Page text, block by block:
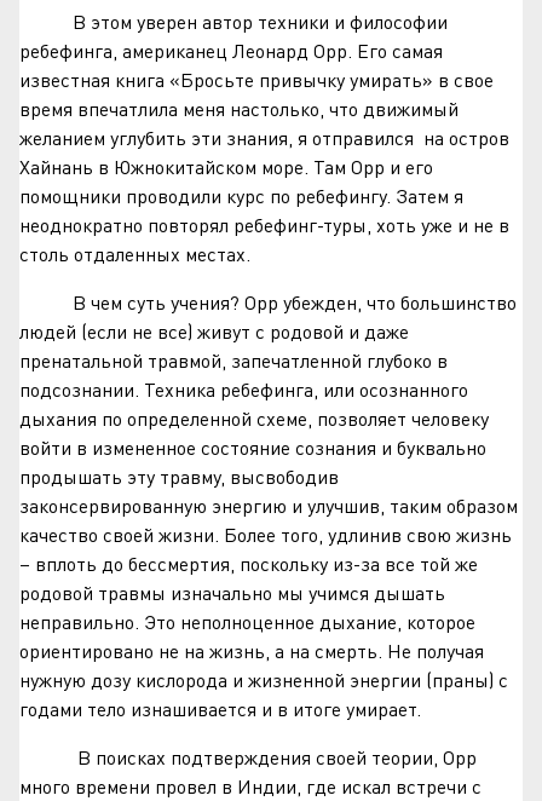
В этом уверен автор техники и философии
ребефинга, американец Леонард Орр. Его самая
известная книга «Бросьте привычку умирать» в свое
время впечатлила меня настолько, что движимый
желанием углубить эти знания, я отправился на остров
Хайнань в Южнокитайском море. Там Орр и его
помощники проводили курс по ребефингу. Затем я
неоднократно повторял ребефинг-туры, хоть уже и не в
столь отдаленных местах.
В чем суть учения? Орр убежден, что большинство
людей (если не все) живут с родовой и даже
пренатальной травмой, запечатленной глубоко в
подсознании. Техника ребефинга, или осознанного
дыхания по определенной схеме, позволяет человеку
войти в измененное состояние сознания и буквально
продышать эту травму, высвободив
законсервированную энергию и улучшив, таким образом
качество своей жизни. Более того, удлинив свою жизнь
– вплоть до бессмертия, поскольку из-за все той же
родовой травмы изначально мы учимся дышать
неправильно. Это неполноценное дыхание, которое
ориентировано не на жизнь, а на смерть. Не получая
нужную дозу кислорода и жизненной энергии (праны) с
годами тело изнашивается и в итоге умирает.
В поисках подтверждения своей теории, Орр
много времени провел в Индии, где искал встречи с